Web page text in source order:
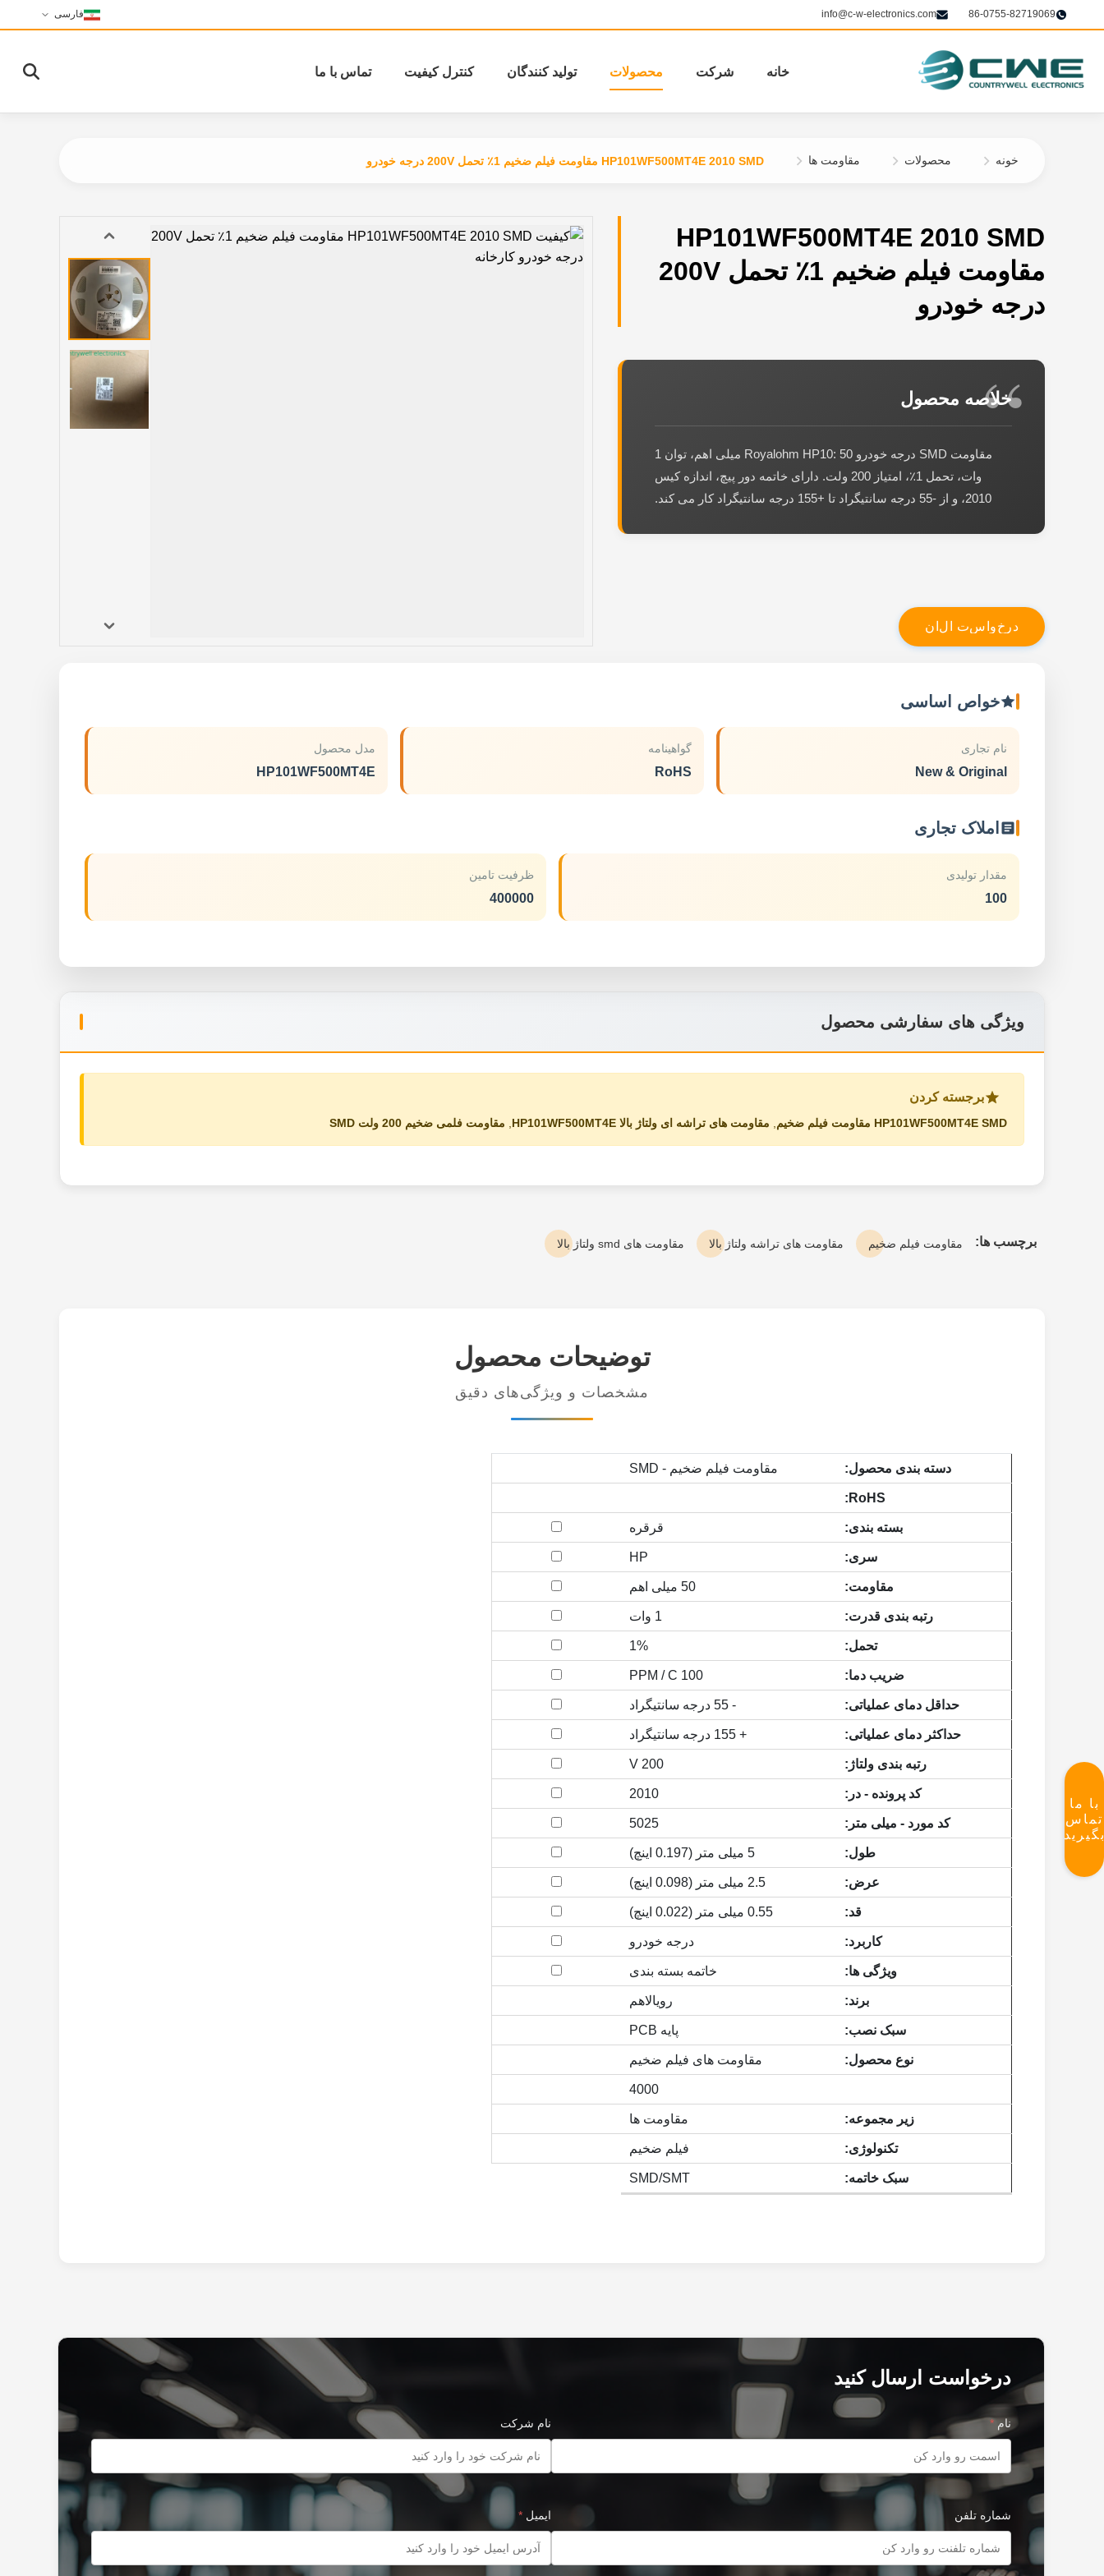
86-0755-82719069
info@c-w-electronics.com فارسی
خانه شرکت محصولات تولید کنندگان کنترل کیفیت تماس با ما
با ما
تماس
خونه محصولات مقاومت ها HP101WF500MT4E 2010 SMD مقاومت فیلم ضخیم 1٪ تحمل 200V درجه خودرو
HP101WF500MT4E 2010 SMD
مقاومت فیلم ضخیم 1٪ تحمل 200V
درجه خودرو
خلاصه محصول
مقاومت SMD درجه خودرو Royalohm HP10: 50 میلی اهم، توان 1
وات، تحمل 1٪، امتیاز 200 ولت. دارای خاتمه دور پیچ، اندازه کیس
2010، و از -55 درجه سانتیگراد تا +155 درجه سانتیگراد کار می کند.
در خو ست ل ن
خواص اساسی
نام تجاری
New & Original
گواهینامه
RoHS
مدل محصول
HP101WF500MT4E
املاک تجاری
مقدار تولیدی
100
ظرفیت تامین
400000
ویژگی های سفارشی محصول
برجسته کردن
HP101WF500MT4E SMD مقاومت فیلم ضخیم , مقاومت های تراشه ای ولتاژ بالا HP101WF500MT4E , مقاومت فلمی ضخیم 200 ولت SMD
برچسب ها: مقاومت فیلم ضخیم مقاومت های تراشه ولتاژ بالا مقاومت های smd ولتاژ بالا
توضیحات محصول
مشخصات و ویژگی‌های دقیق
دسته بندی محصول: مقاومت فیلم ضخیم - SMD
RoHS:
بسته بندی: قرقره
سری: HP
مقاومت: 50 میلی اهم
رتبه بندی قدرت: 1 وات
تحمل: 1%
ضریب دما: 100 PPM / C
حداقل دمای عملیاتی: - 55 درجه سانتیگراد
حداکثر دمای عملیاتی: + 155 درجه سانتیگراد
رتبه بندی ولتاژ: 200 V
کد پرونده - در: 2010
کد مورد - میلی متر: 5025
طول: 5 میلی متر (0.197 اینچ)
عرض: 2.5 میلی متر (0.098 اینچ)
قد: 0.55 میلی متر (0.022 اینچ)
کاربرد: درجه خودرو
ویژگی ها: خاتمه بسته بندی
برند: رویالاهم
سبک نصب: پایه PCB
نوع محصول: مقاومت های فیلم ضخیم
4000
زیر مجموعه: مقاومت ها
تکنولوژی: فیلم ضخیم
سبک خاتمه: SMD/SMT
درخواست ارسال کنید
نام* نام شرکت
شماره تلفن ایمیل *